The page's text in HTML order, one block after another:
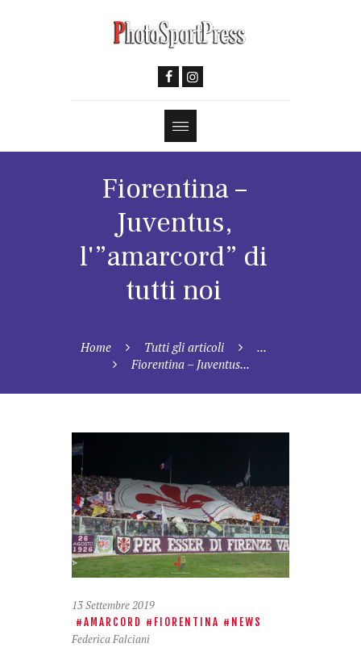
Fiorentina –
Juventus,
l'”amarcord” di
tutti noi
Home Tutti gli articoli
...
Fiorentina – Juventus...
13 Settembre 2019
AMARCORD FIORENTINA NEWS
Federica Falciani